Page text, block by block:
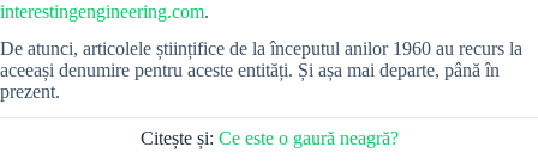
interestingengineering.com.
De atunci, articolele științifice de la începutul anilor 1960 au recurs la
aceeași denumire pentru aceste entități. Și așa mai departe, până în
prezent.
Citește și: Ce este o gaură neagră?